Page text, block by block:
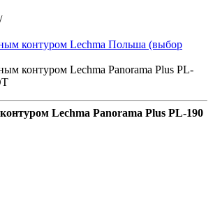
/
контуром Lechma Польша (выбор
контуром Lechma Panorama Plus PL-
Lechma Panorama Plus PL-190